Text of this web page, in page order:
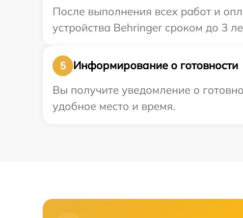
После выполнения всех работ и
устройства Behringer сроком до 3
5
Информирование о готовности
Вы получите уведомление о
удобное место и время.